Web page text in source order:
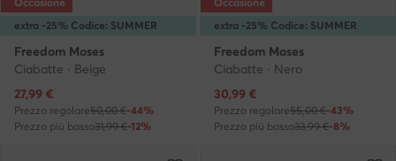
extra -25% Codice: SUMMER
Freedom Moses
Ciabatte · Beige
Prezzo attuale
27,99 €
Prezzo regolare50,00 €-44%
Prezzo più basso31,99 €-12%
extra -25% Codice: SUMMER
Freedom Moses
Ciabatte · Nero
Prezzo attuale
30,99 €
Prezzo regolare55,00 €-43%
Prezzo più basso33,99 €-8%